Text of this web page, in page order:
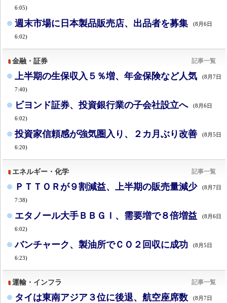
6:05)
週末市場に日本製品販売店、出品者を募集 (8月6日
6:02)
金融・証券 記事一覧
上半期の生保収入５％増、年金保険など人気 (8月7日
7:40)
ビヨンド証券、投資銀行業の子会社設立へ (8月6日
6:02)
投資家信頼感が強気圏入り、２カ月ぶり改善 (8月5日
6:20)
エネルギー・化学 記事一覧
ＰＴＴＯＲが９割減益、上半期の販売量減少 (8月7日
7:38)
エタノール大手ＢＢＧＩ、需要増で８倍増益 (8月6日
6:02)
バンチャーク、製油所でＣＯ２回収に成功 (8月5日
6:23)
運輸・インフラ 記事一覧
タイは東南アジア３位に後退、航空座席数 (8月7日